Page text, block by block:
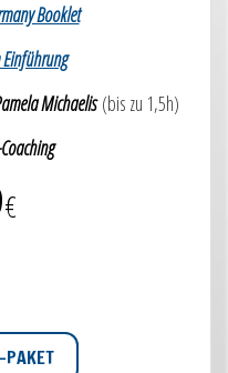
Booklet
Michaelis(bis zu 1,5h)
€
PAKET